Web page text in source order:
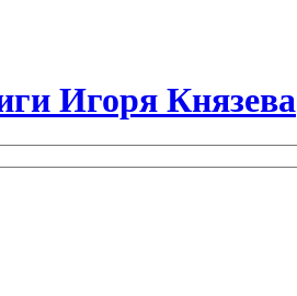
Игоря Князева